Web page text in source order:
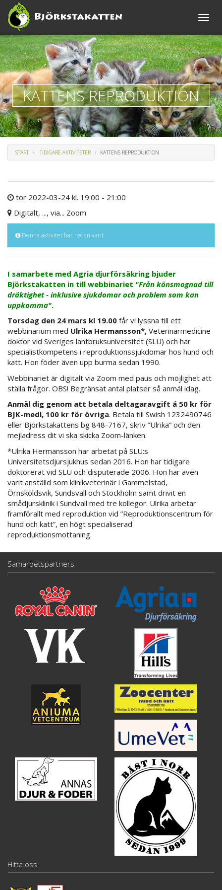
Toggle
KATTENS REPRODUKTION
START TIDIGARE AKTIVITETER KATTENS REPRODUKTION
tor 2022-03-24 kl. 19:00 - 21:00
Digitalt, ..., via... Zoom
Denna aktivitet har redan varit.
I samarbete med Agria djurförsäkring bjuder
Björkstakatten in till webbinariet "Från könsmognad till
dräktighet - inklusive sjukdomar och problem som kan
uppkomma".
Torsdag den 24 mars kl 19.00 får vi lyssna till ett
webbinarium med Ulrika Hermansson*, Veterinärmedicine
doktor vid Sveriges lantbruksuniversitet (SLU) och har
specialistkompetens i reproduktionssjukdomar hos hund och
katt. Hon föder även upp burma sedan 1990.
Webbinariet är digitalt via Zoom med paus och möjlighet att
ställa frågor. OBS! Begränsat antal platser så anmäl idag.
Anmäl dig genom att betala deltagaravgift á 50 kr för
BJK-medl, 100 kr för övriga. Betala till Swish 1232490746
eller Björkstakattens bg 848-7167, skriv ”Ulrika” och den
mejladress dit vi ska skicka Zoom-länken.
*Ulrika Hermansson har arbetat på SLU:s
Universitetsdjursjukhus sedan 2016. Hon har tidigare
doktorerat vid SLU och disputerade 2006. Hon har även
varit anställd som klinikveterinär i Gammelstad,
Örnsköldsvik, Sundsvall och Stockholm samt drivit en
smådjursklinik i Sundvall med tre kollegor. Ulrika arbetar
framförallt med reproduktion vid ”Reproduktionscentrum för
hund och katt”, en högt specialiserad
reproduktionsmottaning.
Samarbetspartners
Hitta oss